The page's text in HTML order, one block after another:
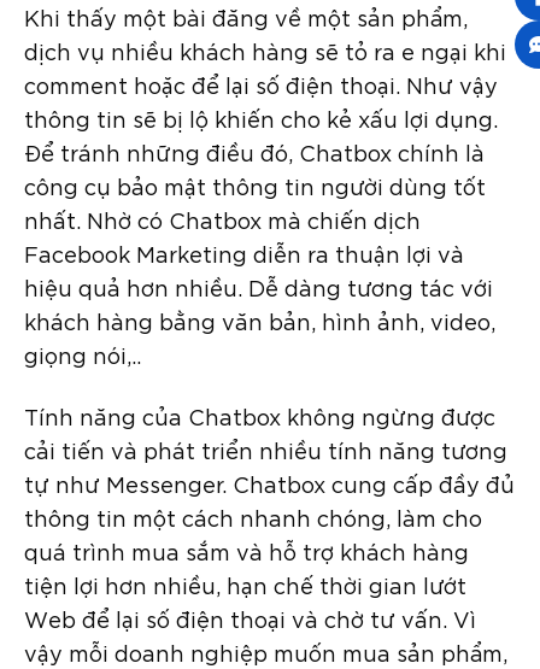
Khi thấy một bài đăng về một sản phẩm,
dịch vụ nhiều khách hàng sẽ tỏ ra e ngại khi
comment hoặc để lại số điện thoại. Như vậy
thông tin sẽ bị lộ khiến cho kẻ xấu lợi dụng.
Để tránh những điều đó, Chatbox chính là
công cụ bảo mật thông tin người dùng tốt
nhất. Nhờ có Chatbox mà chiến dịch
Facebook Marketing diễn ra thuận lợi và
hiệu quả hơn nhiều. Dễ dàng tương tác với
khách hàng bằng văn bản, hình ảnh, video,
giọng nói,..
Tính năng của Chatbox không ngừng được
cải tiến và phát triển nhiều tính năng tương
tự như Messenger. Chatbox cung cấp đầy đủ
thông tin một cách nhanh chóng, làm cho
quá trình mua sắm và hỗ trợ khách hàng
tiện lợi hơn nhiều, hạn chế thời gian lướt
Web để lại số điện thoại và chờ tư vấn. Vì
vậy mỗi doanh nghiệp muốn mua sản phẩm,